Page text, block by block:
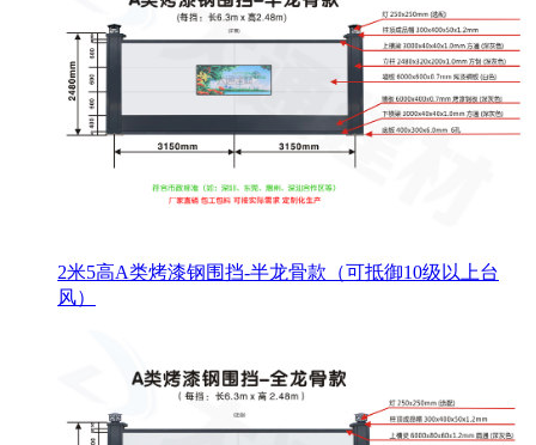
2米5高A类烤漆钢围挡-半龙骨款（可抵御10级以上台
风）